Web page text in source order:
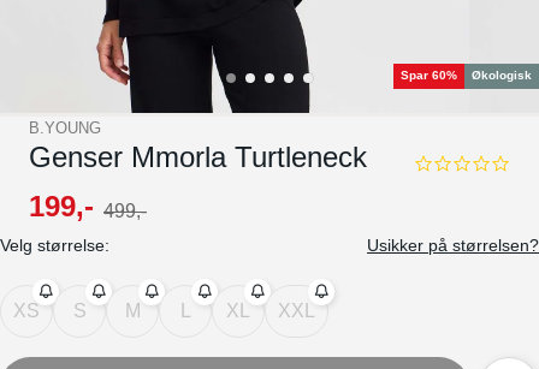
Spar 60% Økologisk
B.YOUNG
Genser Mmorla Turtleneck
0.0
199,- 499,-
Velg størrelse: Usikker på størrelsen?
XS S M XL XXL